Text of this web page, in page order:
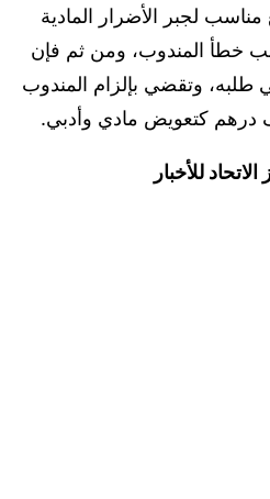
لجبر الأضرار المادية
خطأ المندوب، ومن ثم فإن
وتقضي بإلزام المندوب
للأخبار